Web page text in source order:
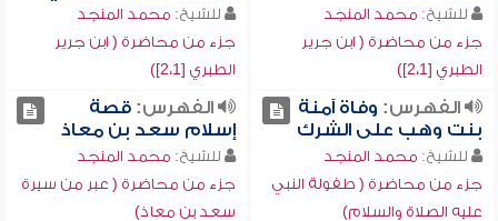
للشيخ: محمد المنجد
جزء من محاضرة ( ابن جرير
الطبري [2،1])
للشيخ: محمد المنجد
جزء من محاضرة ( ابن جرير
الطبري [2،1])
الفهرس: وفاة آمنة
بنت وهب على الشرك
للشيخ: محمد المنجد
جزء من محاضرة ( طفولة النبي
عليه الصلاة والسلام)
الفهرس:قصة
إسلام سعد بن معاذ
للشيخ: محمد المنجد
جزء من محاضرة ( عبر من سيرة
سعد بن معاذ)